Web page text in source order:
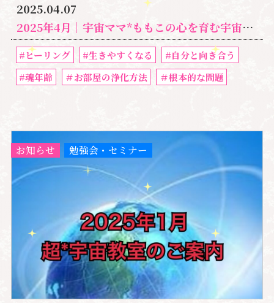
2025.04.07
2025年4月｜宇宙ママ*ももこの心を育む宇宙教室開催｜魂の年齢から見る人間関係とは
#ヒーリング #生きやすくなる
#自分と向き合う
#魂年齢
＃お部屋の浄化方法 ＃根本的な問題
お知らせ 勉強会・セミナー